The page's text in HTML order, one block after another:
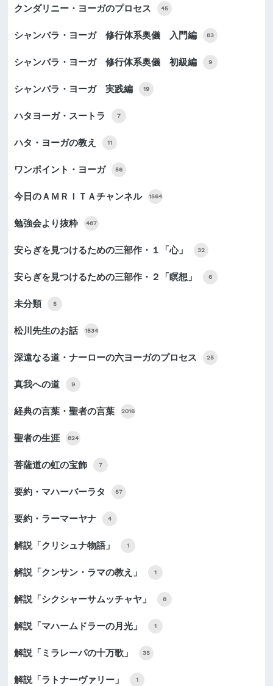
クンダリニー・ヨーガのプロセス 45
シャンバラ・ヨーガ 修行体系奥儀 入門編 83
シャンバラ・ヨーガ 修行体系奥儀 初級編 9
シャンバラ・ヨーガ 実践編 19
ハタヨーガ・スートラ 7
ハタ・ヨーガの教え 11
ワンポイント・ヨーガ 56
今日のＡＭＲＩＴＡチャンネル 1564
勉強会より抜粋 487
安らぎを見つけるための三部作・１「心」 32
安らぎを見つけるための三部作・２「瞑想」 6
未分類 5
松川先生のお話 1534
深遠なる道・ナーローの六ヨーガのプロセス 25
真我への道 9
経典の言葉・聖者の言葉 2016
聖者の生涯 824
菩薩道の虹の宝飾 7
要約・マハーバーラタ 57
要約・ラーマーヤナ 4
解説「クリシュナ物語」 1
解説「クンサン・ラマの教え」 1
解説「シクシャーサムッチャヤ」 8
解説「マハームドラーの月光」 1
解説「ミラレーパの十万歌」 35
解説「ラトナーヴァリー」 1